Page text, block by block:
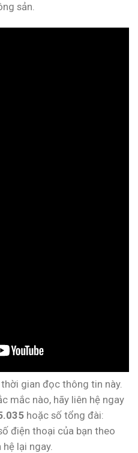
sản.
gian đọc thông tin này.
mắc nào, hãy liên hệ ngay
hoặc số tổng đài:
điện thoại của bạn theo
lại ngay.